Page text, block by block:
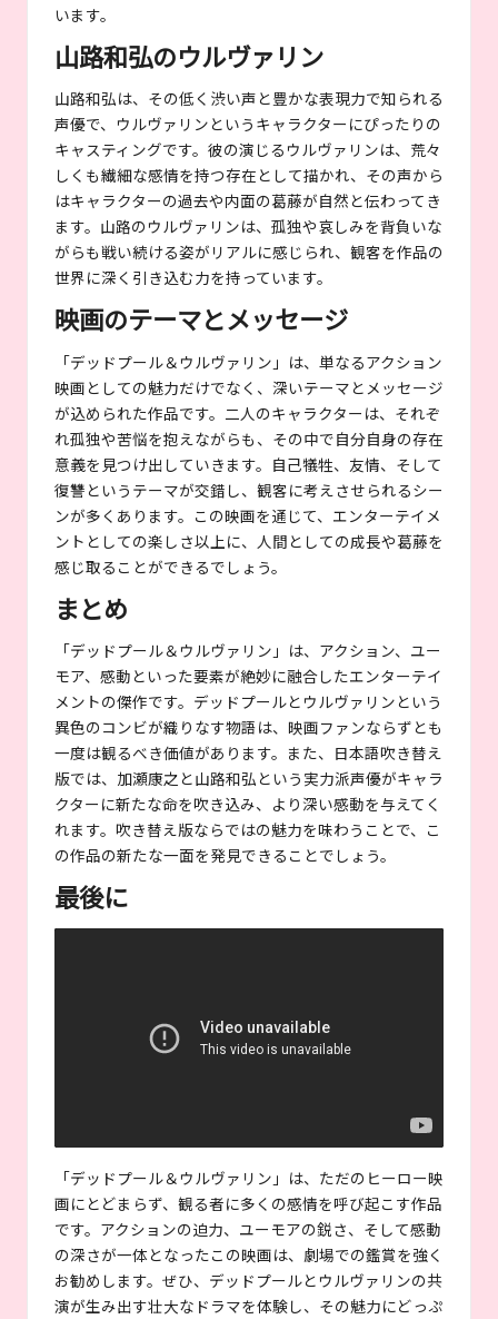
います。
山路和弘のウルヴァリン
山路和弘は、その低く渋い声と豊かな表現力で知られる
声優で、ウルヴァリンというキャラクターにぴったりの
キャスティングです。彼の演じるウルヴァリンは、荒々
しくも繊細な感情を持つ存在として描かれ、その声から
はキャラクターの過去や内面の葛藤が自然と伝わってき
ます。山路のウルヴァリンは、孤独や哀しみを背負いな
がらも戦い続ける姿がリアルに感じられ、観客を作品の
世界に深く引き込む力を持っています。
映画のテーマとメッセージ
「デッドプール＆ウルヴァリン」は、単なるアクション
映画としての魅力だけでなく、深いテーマとメッセージ
が込められた作品です。二人のキャラクターは、それぞ
れ孤独や苦悩を抱えながらも、その中で自分自身の存在
意義を見つけ出していきます。自己犠牲、友情、そして
復讐というテーマが交錯し、観客に考えさせられるシー
ンが多くあります。この映画を通じて、エンターテイメ
ントとしての楽しさ以上に、人間としての成長や葛藤を
感じ取ることができるでしょう。
まとめ
「デッドプール＆ウルヴァリン」は、アクション、ユー
モア、感動といった要素が絶妙に融合したエンターテイ
メントの傑作です。デッドプールとウルヴァリンという
異色のコンビが織りなす物語は、映画ファンならずとも
一度は観るべき価値があります。また、日本語吹き替え
版では、加瀬康之と山路和弘という実力派声優がキャラ
クターに新たな命を吹き込み、より深い感動を与えてく
れます。吹き替え版ならではの魅力を味わうことで、こ
の作品の新たな一面を発見できることでしょう。
最後に
「デッドプール＆ウルヴァリン」は、ただのヒーロー映
画にとどまらず、観る者に多くの感情を呼び起こす作品
です。アクションの迫力、ユーモアの鋭さ、そして感動
の深さが一体となったこの映画は、劇場での鑑賞を強く
お勧めします。ぜひ、デッドプールとウルヴァリンの共
演が生み出す壮大なドラマを体験し、その魅力にどっぷ